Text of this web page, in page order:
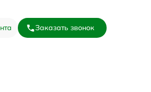
Заказать звонок